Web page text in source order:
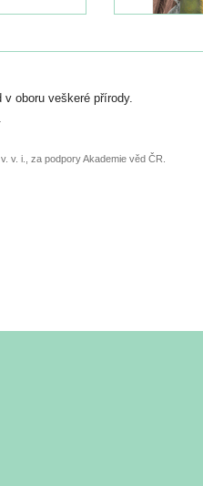
nebo
oboru veškeré přírody.
v. i., za podpory Akademie věd ČR.